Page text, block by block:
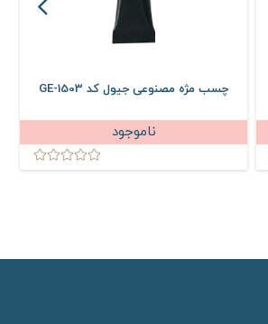
چسب مژه مصنوعی جیول کد GE-1503
ناموجود